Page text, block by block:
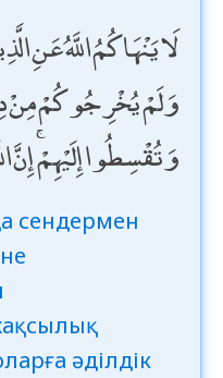
لَا يَنْهَاكُمُ اللَّهُ عَنِ
وَلَمْ يُخْرِجُوكُمْ مِنْ
وَتُقْسِطُوا إِلَيْهِمْ
сендермен
әділдік